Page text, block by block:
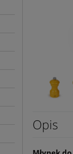
Opis